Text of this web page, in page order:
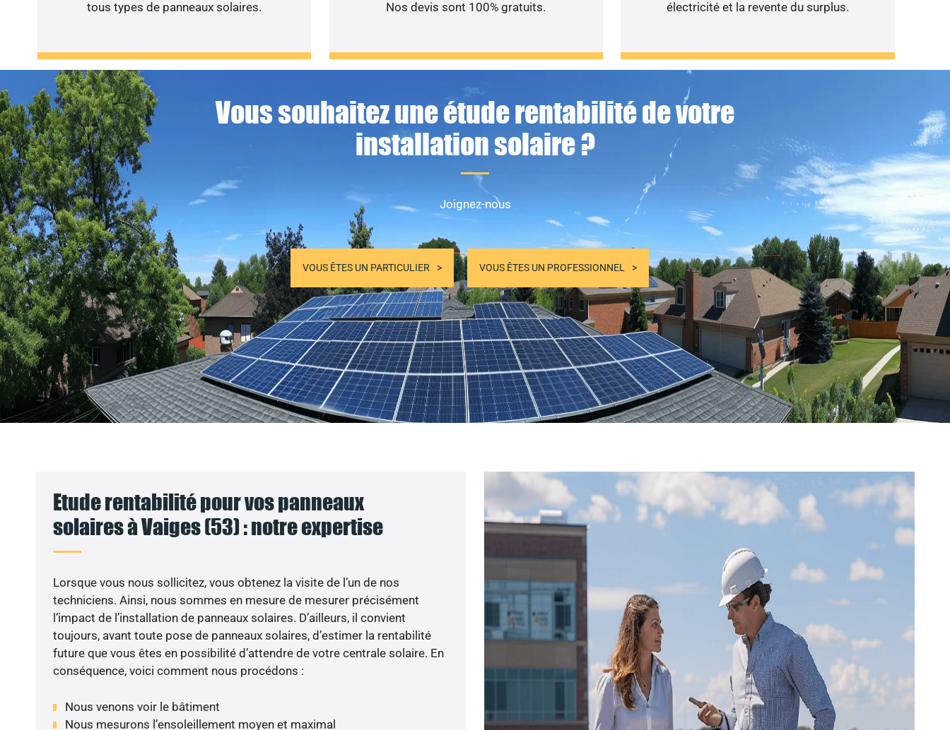
tous types de panneaux solaires.
Nos devis sont 100% gratuits.
électricité et la revente du surplus.
Vous souhaitez une étude rentabilité de votre
installation solaire ?
Joignez-nous
VOUS ÊTES UN PARTICULIER VOUS ÊTES UN PROFESSIONNEL
Etude rentabilité pour vos panneaux
solaires à Vaiges (53) : notre expertise
Lorsque vous nous sollicitez, vous obtenez la visite de l’un de nos
techniciens. Ainsi, nous sommes en mesure de mesurer précisément
l’impact de l’installation de panneaux solaires. D’ailleurs, il convient
toujours, avant toute pose de panneaux solaires, d’estimer la rentabilité
future que vous êtes en possibilité d’attendre de votre centrale solaire. En
conséquence, voici comment nous procédons :
Nous venons voir le bâtiment
Nous mesurons l’ensoleillement moyen et maximal